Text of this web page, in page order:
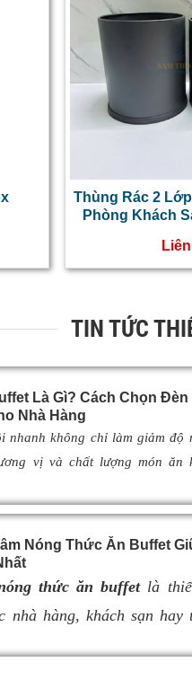
Thùng Rác 2
Phòng Khách
TIN TỨC
Là Gì? Cách Chọn
Nhà Hàng
nhanh không chỉ làm giảm độ
vị và chất lượng món ăn
nhiều nhà hàng, khách sạn
khả năng giữ cho món ăn
chế biến. Vậy
động ra sao và làm thế nào để
thức ănphù hợp, giúp tối ưu
ngay trong bài viết dưới đây.
Nóng Thức Ăn Buffet
thức ăn buffet là
nhà hàng, khách sạn hay